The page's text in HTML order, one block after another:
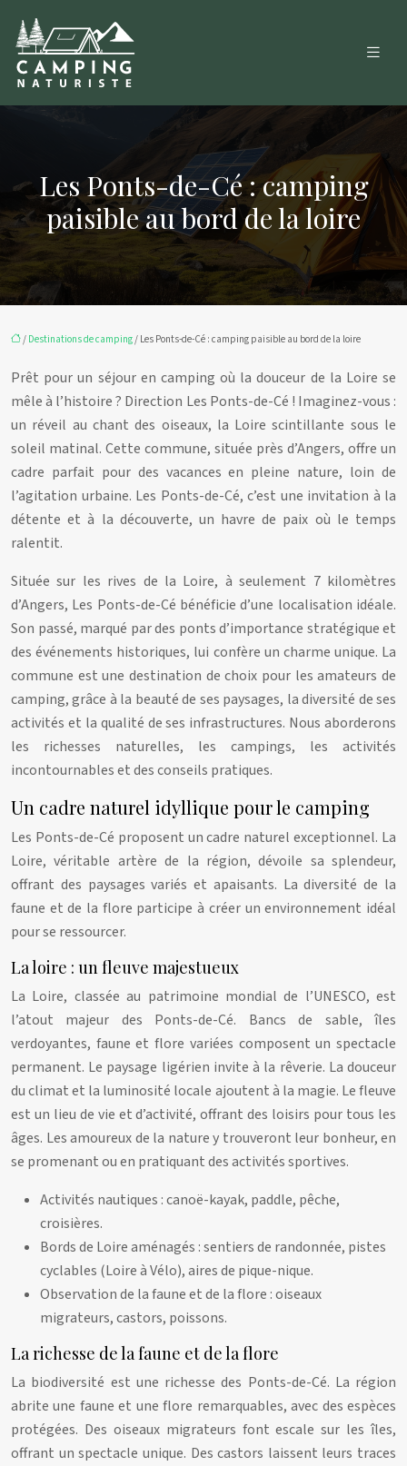
Les Ponts-de-Cé : camping
paisible au bord de la loire
/ Destinations de camping/ Les Ponts-de-Cé : camping paisible au bord de la loire
Prêt pour un séjour en camping où la douceur de la Loire se
mêle à l’histoire ? Direction Les Ponts-de-Cé ! Imaginez-vous :
un réveil au chant des oiseaux, la Loire scintillante sous le
soleil matinal. Cette commune, située près d’Angers, offre un
cadre parfait pour des vacances en pleine nature, loin de
l’agitation urbaine. Les Ponts-de-Cé, c’est une invitation à la
détente et à la découverte, un havre de paix où le temps
ralentit.
Située sur les rives de la Loire, à seulement 7 kilomètres
d’Angers, Les Ponts-de-Cé bénéficie d’une localisation idéale.
Son passé, marqué par des ponts d’importance stratégique et
des événements historiques, lui confère un charme unique. La
commune est une destination de choix pour les amateurs de
camping, grâce à la beauté de ses paysages, la diversité de ses
activités et la qualité de ses infrastructures. Nous aborderons
les richesses naturelles, les campings, les activités
incontournables et des conseils pratiques.
Un cadre naturel idyllique pour le camping
Les Ponts-de-Cé proposent un cadre naturel exceptionnel. La
Loire, véritable artère de la région, dévoile sa splendeur,
offrant des paysages variés et apaisants. La diversité de la
faune et de la flore participe à créer un environnement idéal
pour se ressourcer.
La loire : un fleuve majestueux
La Loire, classée au patrimoine mondial de l’UNESCO, est
l’atout majeur des Ponts-de-Cé. Bancs de sable, îles
verdoyantes, faune et flore variées composent un spectacle
permanent. Le paysage ligérien invite à la rêverie. La douceur
du climat et la luminosité locale ajoutent à la magie. Le fleuve
est un lieu de vie et d’activité, offrant des loisirs pour tous les
âges. Les amoureux de la nature y trouveront leur bonheur, en
se promenant ou en pratiquant des activités sportives.
Activités nautiques : canoë-kayak, paddle, pêche,
croisières.
Bords de Loire aménagés : sentiers de randonnée, pistes
cyclables (Loire à Vélo), aires de pique-nique.
Observation de la faune et de la flore : oiseaux
migrateurs, castors, poissons.
La richesse de la faune et de la flore
La biodiversité est une richesse des Ponts-de-Cé. La région
abrite une faune et une flore remarquables, avec des espèces
protégées. Des oiseaux migrateurs font escale sur les îles,
offrant un spectacle unique. Des castors laissent leurs traces